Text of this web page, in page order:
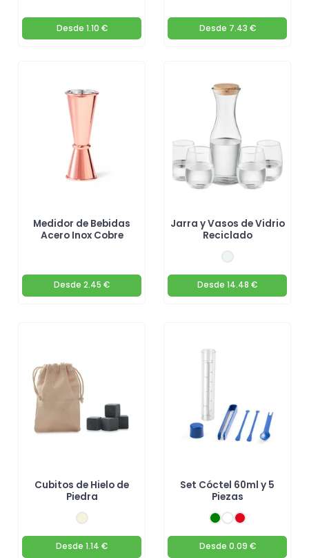
Desde 1.10 € Desde 7.43 €
Medidor de Bebidas
Acero Inox Cobre
Desde 2.45 €
Jarra y Vasos de Vidrio
Reciclado
Desde 14.48 €
Cubitos de Hielo de
Piedra
Desde 1.14 €
Set Cóctel 60ml y 5
Piezas
Desde 0.09 €